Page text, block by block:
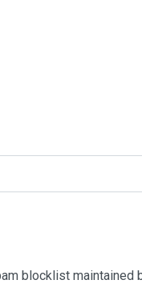
blocklist maintained